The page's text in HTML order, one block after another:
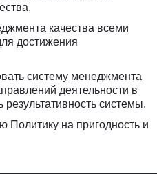
качества всеми
достижения
систему менеджмента
деятельности в
системы.
Политику на пригодность и